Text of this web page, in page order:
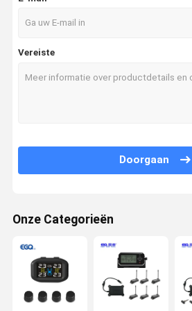
Vereiste
Doorgaan
Onze Categorieën